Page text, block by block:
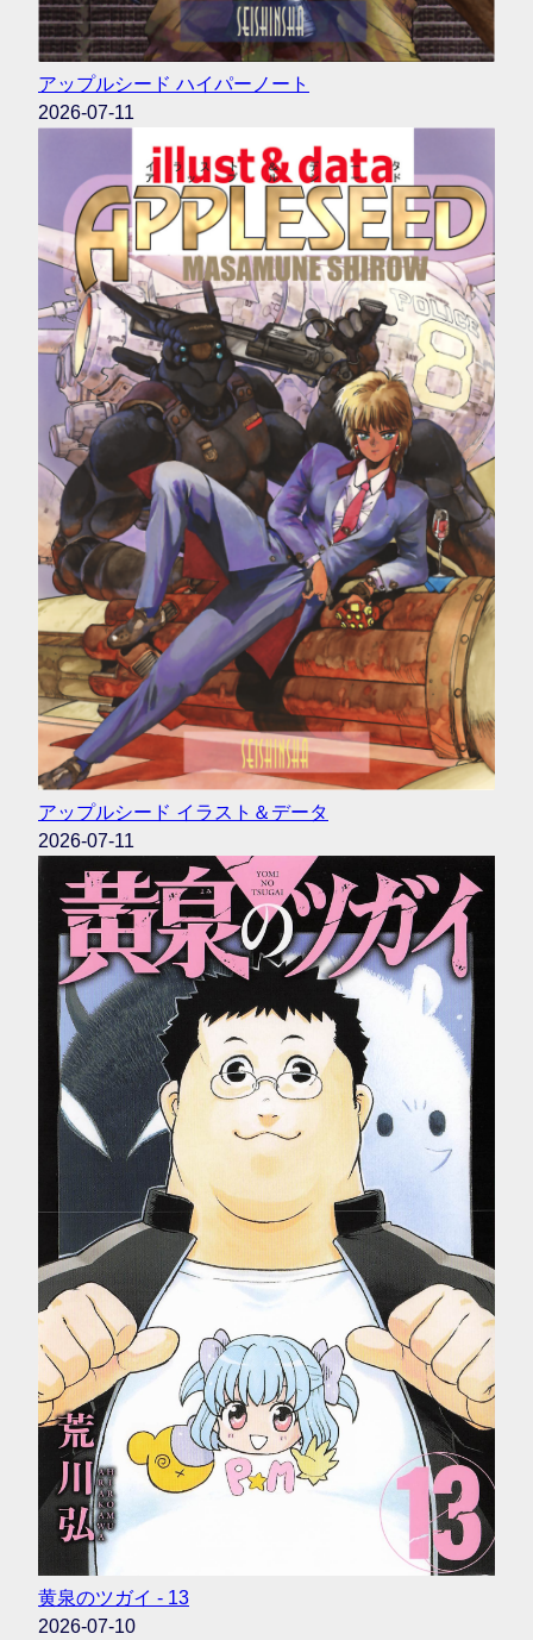
アップルシード ハイパーノート
2026-07-11
アップルシード イラスト＆データ
2026-07-11
黄泉のツガイ - 13
2026-07-10